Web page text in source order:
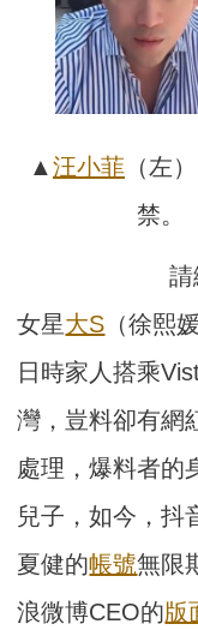
▲汪小菲 （左）
禁。
女星大S （徐熙
日時家人搭乘
灣，豈料卻有網
處理，爆料者的
兒子，如今，抖
夏健的帳號無限
浪微博CEO的版